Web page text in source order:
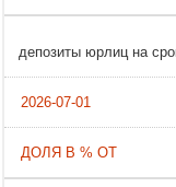
депозиты юрлиц на